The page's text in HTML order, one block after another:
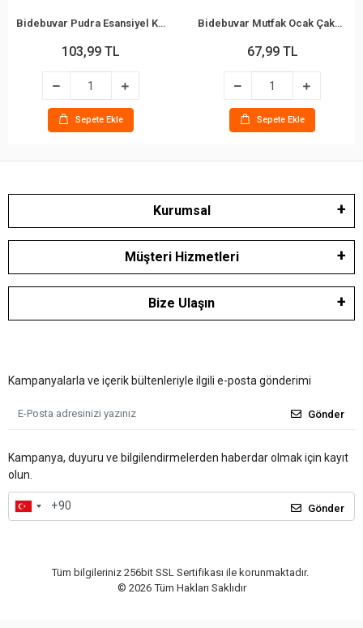
Bidebuvar Pudra Esansiyel Koku - 10 ml - Esans Yağ
103,99 TL
Sepete Ekle
Bidebuvar Mutfak Ocak Çakmağı - Teleskopik Başlık - Renkli
67,99 TL
Sepete Ekle
Kurumsal
Müşteri Hizmetleri
Bize Ulaşın
Kampanyalarla ve içerik bültenleriyle ilgili e-posta gönderimi
Gönder
Kampanya, duyuru ve bilgilendirmelerden haberdar olmak için kayıt
olun.
Gönder
Tüm bilgileriniz 256bit SSL Sertifikası ile korunmaktadır.
© 2026 Tüm Hakları Saklıdır